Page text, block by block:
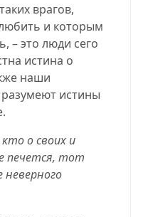
врагов,
и которым
– это люди сего
истина о
наши
истины
о своих и
печется, тот